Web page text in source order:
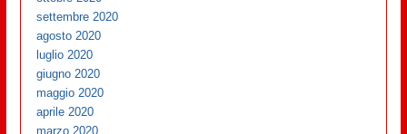
settembre 2020
agosto 2020
luglio 2020
giugno 2020
maggio 2020
aprile 2020
marzo 2020